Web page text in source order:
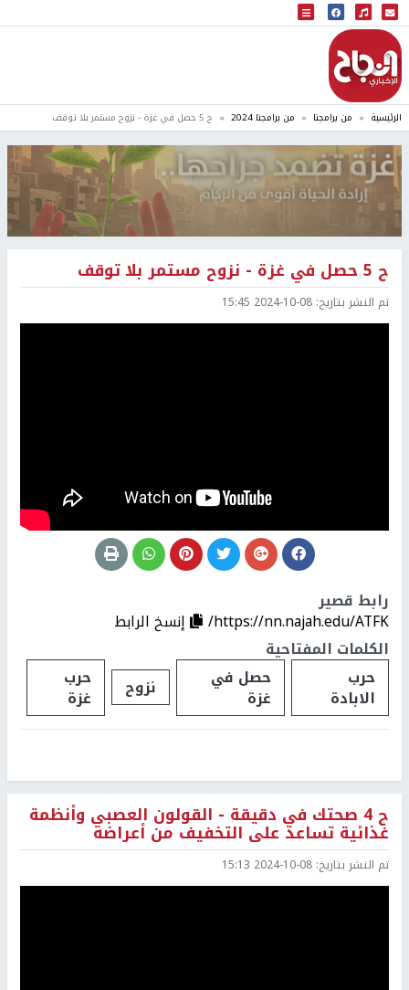
البث المباشر
إذاعة النجاح
الرئيسية من برامجنا من برامجنا 2024 ح 5 حصل في غزة - نزوح مستمر بلا توقف
ح 5 حصل في غزة - نزوح مستمر بلا توقف
تم النشر بتاريخ: 2024-10-08 15:45
رابط قصير
https://nn.najah.edu/ATFK/
إنسخ الرابط
الكلمات المفتاحية
حرب
الابادة
حصل في
غزة نزوح حرب
غزة
ح 4 صحتك في دقيقة - القولون العصبي وأنظمة
غذائية تساعد على التخفيف من أعراضه
تم النشر بتاريخ: 2024-10-08 15:13